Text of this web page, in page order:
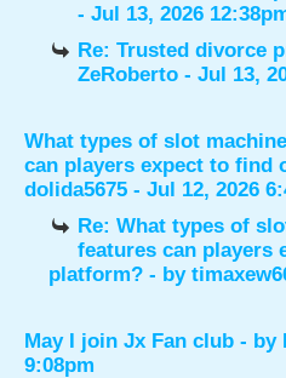
- Jul 13, 2026
Re: Trusted divorce
ZeRoberto - Jul 13,
What types of slot
can players expect to find
dolida5675 - Jul 12, 2026
Re: What types of
features can players
platform? - by
May I join Jx Fan club - by
9:08pm